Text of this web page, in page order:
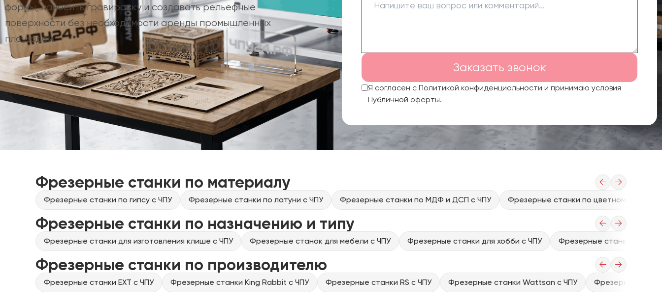
формы, наносить гравировку и создавать рельефные
поверхности без необходимости аренды промышленных
площадей.
Заказать звонок
Я согласен с Политикой конфиденциальности и принимаю условия
Публичной оферты.
Фрезерные станки по материалу ← →
Фрезерные станки по гипсу с ЧПУ Фрезерные станки по латуни с ЧПУ Фрезерные станки по МДФ и ДСП с ЧПУ Фрезерные станки по цветному
Фрезерные станки по назначению и типу ← →
Фрезерные станки для изготовления клише с ЧПУ Фрезерные станок для мебели с ЧПУ Фрезерные станки для хобби с ЧПУ Фрезерные станки 3d с
Фрезерные станки по производителю ← →
Фрезерные станки EXT с ЧПУ Фрезерные станки King Rabbit с ЧПУ Фрезерные станки RS с ЧПУ Фрезерные станки Wattsan с ЧПУ Фрезерные